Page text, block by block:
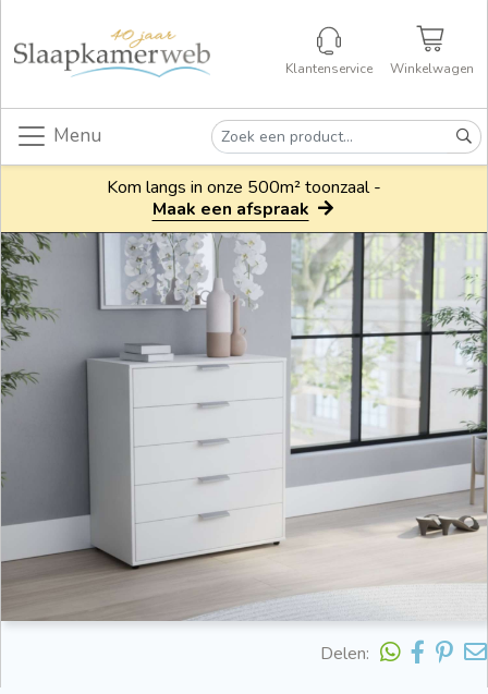
Klantenservice Winkelwagen
Menu
Kom langs in onze 500m² toonzaal -
Maak een afspraak
Delen: